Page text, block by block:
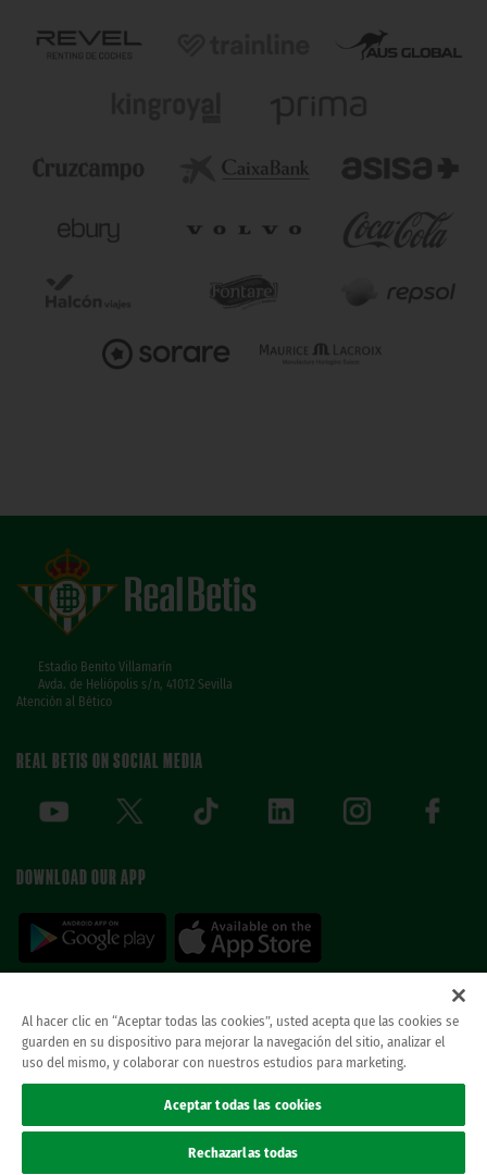
Estadio Benito Villamarín
Avda. de Heliópolis s/n, 41012 Sevilla
Atención al Bético
REAL BETIS ON SOCIAL MEDIA
DOWNLOAD OUR APP
© REAL BETIS BALOMPIE.This website is the only official Real Betis Balompié. All
rights reserved..
Al hacer clic en “Aceptar todas las cookies”, usted acepta que las cookies se
guarden en su dispositivo para mejorar la navegación del sitio, analizar el
uso del mismo, y colaborar con nuestros estudios para marketing.
Aceptar todas las cookies
Rechazarlas todas